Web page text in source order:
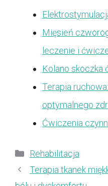
Mięsień
leczenie i
Kolano skoczka
Terapia
optymalnego
Ćwiczenia
Kategorie
Rehabilitacja
Terapia tkanek